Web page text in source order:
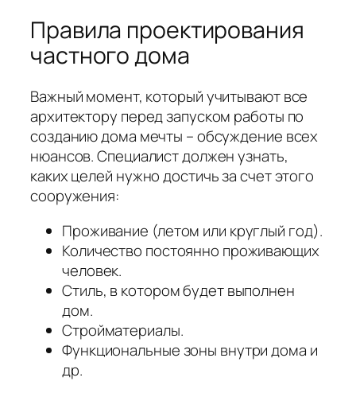
Правила проектирования
частного дома
Важный момент, который учитывают все
архитектору перед запуском работы по
созданию дома мечты – обсуждение всех
нюансов. Специалист должен узнать,
каких целей нужно достичь за счет этого
сооружения:
Проживание (летом или круглый год).
Количество постоянно проживающих
человек.
Стиль, в котором будет выполнен
дом.
Стройматериалы.
Функциональные зоны внутри дома и
др.